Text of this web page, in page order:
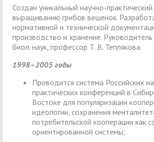
Создан уникальный научно-
выращиванию грибов вешенок.
нормативной и технической
производство и хранение.
биол. наук, профессор Т. В. Теплякова.
1998–2005 годы
Проводится система Российских
практических конференций в
Востоке для популяризации
идеологии, сохранения
потребительской кооперации как
ориентированной системы;